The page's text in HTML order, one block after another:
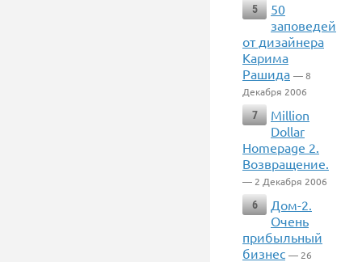
5
50
заповедей
от дизайнера
Карима
Рашида — 8
Декабря 2006
7
Million
Dollar
Homepage 2.
Возвращение.
— 2 Декабря 2006
6
Дом-2.
Очень
прибыльный
бизнес — 26